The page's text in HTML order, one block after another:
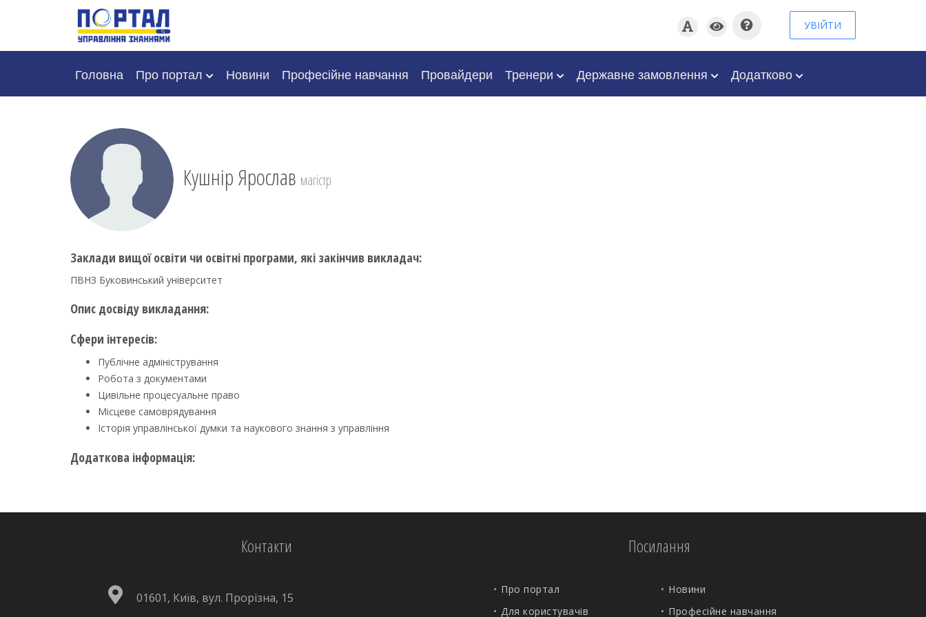
УВІЙТИ
Головна Про портал Новини Професійне навчання Провайдери Тренери Державне замовлення Додатково
Кушнір Ярослав магістр
Заклади вищої освіти чи освітні програми, які закінчив викладач:
ПВНЗ Буковинський університет
Опис досвіду викладання:
Сфери інтересів:
Публічне адміністрування
Робота з документами
Цивільне процесуальне право
Місцеве самоврядування
Історія управлінської думки та наукового знання з управління
Додаткова інформація:
Контакти
01601, Київ, вул. Прорізна, 15
Посилання
Про портал
Для користувачів
Новини
Професійне навчання